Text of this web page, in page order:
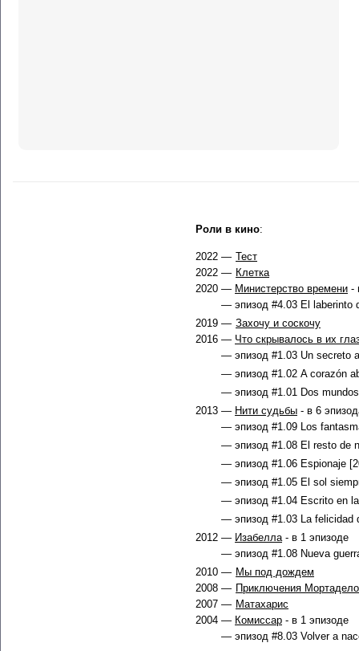
Роли в кино:
2022 — Тест
2022 — Клетка
2020 — Министерство времени -
— эпизод #4.03 El laberinto
2019 — Захочу и соскочу
2016 — Что скрывалось в их
— эпизод #1.03 Un secreto
— эпизод #1.02 A corazón
— эпизод #1.01 Dos
2013 — Нити судьбы - в 6
— эпизод #1.09 Los
— эпизод #1.08 El resto de
— эпизод #1.06 Espionaje
— эпизод #1.05 El sol
— эпизод #1.04 Escrito en
— эпизод #1.03 La felicidad
2012 — Изабелла- в 1 эпизоде
— эпизод #1.08 Nueva
2010 — Мы под дождем
2008 — Приключения
2007 — Матахарис
2004 — Комиссар - в 1 эпизоде
— эпизод #8.03 Volver a